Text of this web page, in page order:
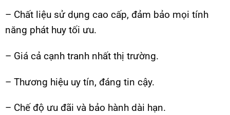
– Chất liệu sử dụng cao cấp, đảm bảo mọi tính
năng phát huy tối ưu.
– Giá cả cạnh tranh nhất thị trường.
– Thương hiệu uy tín, đáng tin cậy.
– Chế độ ưu đãi và bảo hành dài hạn.